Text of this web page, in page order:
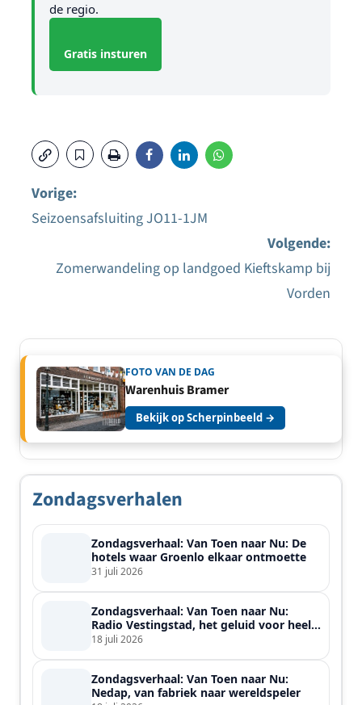
de regio.
Gratis insturen
navigatie
Vorige:
Seizoensafsluiting JO11-1JM
Volgende:
Zomerwandeling op landgoed Kieftskamp bij
Vorden
FOTO VAN DE DAG
Warenhuis Bramer
Bekijk op Scherpinbeeld →
Zondagsverhalen
Zondagsverhaal: Van Toen naar Nu: De
hotels waar Groenlo elkaar ontmoette
31 juli 2026
Zondagsverhaal: Van Toen naar Nu:
Radio Vestingstad, het geluid voor heel
de streek
18 juli 2026
Zondagsverhaal: Van Toen naar Nu:
Nedap, van fabriek naar wereldspeler